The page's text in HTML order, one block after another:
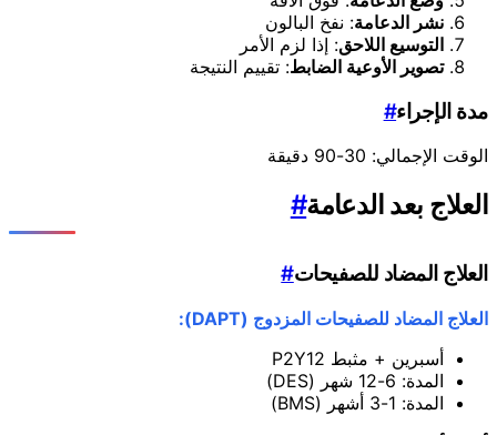
نشر الدعامة: نفخ البالون
التوسيع اللاحق: إذا لزم الأمر
تصوير الأوعية الضابط: تقييم النتيجة
مدة الإجراء#
الوقت الإجمالي: 30-90 دقيقة
العلاج بعد الدعامة#
العلاج المضاد للصفيحات#
العلاج المضاد للصفيحات المزدوج (DAPT):
أسبرين + مثبط P2Y12
المدة: 6-12 شهر (DES)
المدة: 1-3 أشهر (BMS)